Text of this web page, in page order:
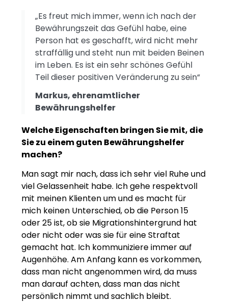
„Es freut mich immer, wenn ich nach der
Bewährungszeit das Gefühl habe, eine
Person hat es geschafft, wird nicht mehr
straffällig und steht nun mit beiden Beinen
im Leben. Es ist ein sehr schönes Gefühl
Teil dieser positiven Veränderung zu sein“
Markus, ehrenamtlicher
Bewährungshelfer
WelcheEigenschaften bringen Sie mit, die
Sie zu einem guten Bewährungshelfer
machen?
Man sagt mir nach, dass ich sehr viel Ruhe und
viel Gelassenheit habe. Ich gehe respektvoll
mit meinen Klienten um und es macht für
mich keinen Unterschied, ob die Person 15
oder 25 ist, ob sie Migrationshintergrund hat
oder nicht oder was sie für eine Straftat
gemacht hat. Ich kommuniziere immer auf
Augenhöhe. Am Anfang kann es vorkommen,
dass man nicht angenommen wird, da muss
man darauf achten, dass man das nicht
persönlich nimmt und sachlich bleibt.